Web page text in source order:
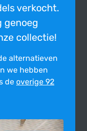
verkocht.
genoeg
collectie!
alter­na­tie­ven
we hebben
de overige 92